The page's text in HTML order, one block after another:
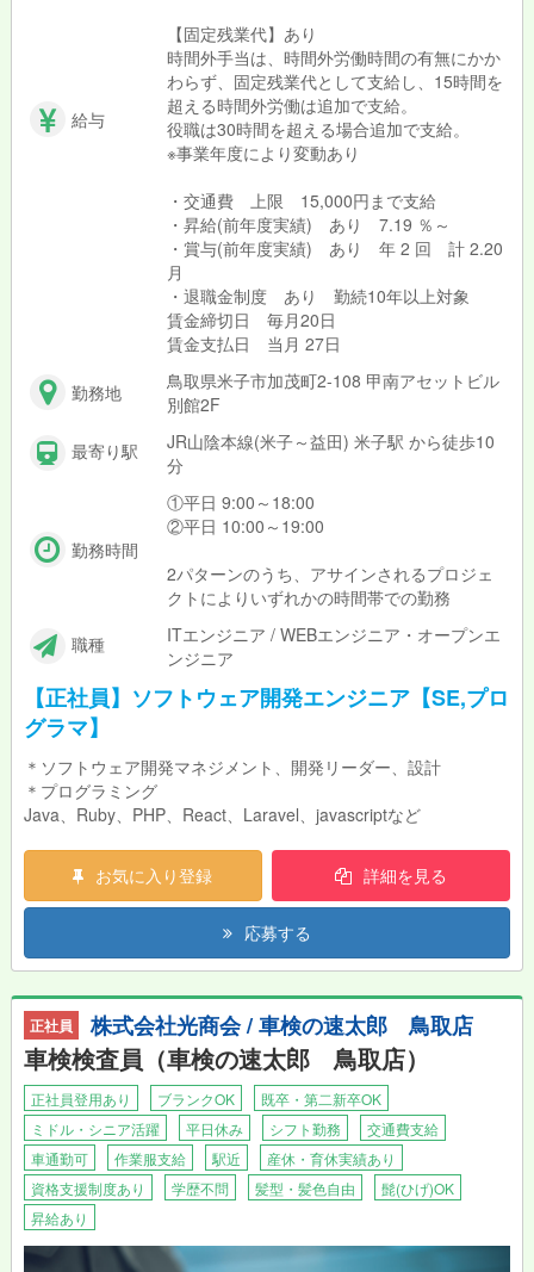
給与
【固定残業代】あり
時間外手当は、時間外労働時間の有無にかか
わらず、固定残業代として支給し、15時間を
超える時間外労働は追加で支給。
役職は30時間を超える場合追加で支給。
※事業年度により変動あり
・交通費 上限 15,000円まで支給
・昇給(前年度実績) あり 7.19 ％～
・賞与(前年度実績) あり 年 2 回 計 2.20
月
・退職金制度 あり 勤続10年以上対象
賃金締切日 毎月20日
賃金支払日 当月 27日
勤務地
鳥取県米子市加茂町2-108 甲南アセットビル
別館2F
最寄り駅
JR山陰本線(米子～益田) 米子駅 から徒歩10
分
勤務時間
①平日 9:00～18:00
②平日 10:00～19:00
2パターンのうち、アサインされるプロジェ
クトによりいずれかの時間帯での勤務
職種
ITエンジニア / WEBエンジニア・オープンエ
ンジニア
【正社員】ソフトウェア開発エンジニア【SE,プロ
グラマ】
＊ソフトウェア開発マネジメント、開発リーダー、設計
＊プログラミング
Java、Ruby、PHP、React、Laravel、javascriptなど
お気に入り登録 詳細を見る
応募する
正社員 株式会社光商会 / 車検の速太郎 鳥取店
車検検査員（車検の速太郎 鳥取店）
正社員登用あり ブランクOK
既卒・第二新卒OK
ミドル・シニア活躍
平日休み シフト勤務
交通費支給
車通勤可
作業服支給 駅近
産休・育休実績あり
資格支援制度あり
学歴不問 髪型・髪色自由
髭(ひげ)OK
昇給あり